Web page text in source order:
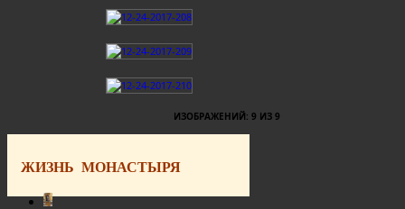
ИЗОБРАЖЕНИЙ: 9 ИЗ 9
ЖИЗНЬ МОНАСТЫРЯ